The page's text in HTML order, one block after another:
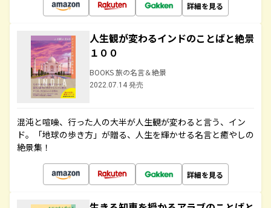
詳細を見る
人生観が変わるインドのことばと絶景
１００
BOOKS 旅の名言＆絶景
2022.07.14 発売
混沌と喧噪、行った人の大半が人生観が変わると言う、イン
ド。「地球の歩き方」が贈る、人生を輝かせる名言と癒やしの
絶景集！
詳細を見る